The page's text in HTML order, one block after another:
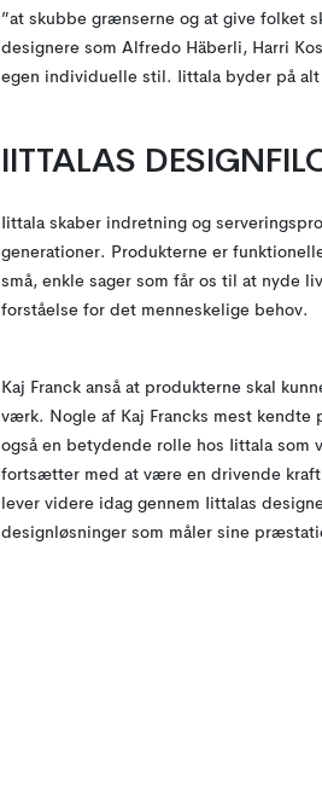
”at skubbe grænserne og at give folket
designere som Alfredo Häberli, Harri
egen individuelle stil. Iittala byder på
IITTALAS
Iittala skaber indretning og
generationer. Produkterne er
små, enkle sager som får os til at nyde
forståelse for det menneskelige behov.
Kaj Franck anså at produkterne skal
værk. Nogle af Kaj Francks mest kendte
også en betydende rolle hos Iittala som
fortsætter med at være en drivende kraft
lever videre idag gennem Iittalas
designløsninger som måler sine